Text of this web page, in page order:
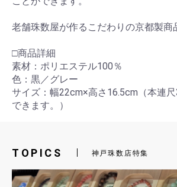
老舗珠数屋が作るこだわりの京都製商
□商品詳細
素材：ポリエステル100％
色：黒／グレー
サイズ：幅22cm×高さ16.5cm（本連
できます。）
TOPICS 神戸珠数店特集